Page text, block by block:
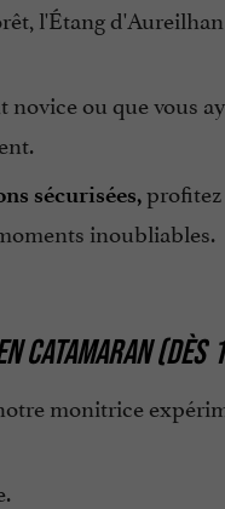
l'Étang
novice ou que vous
sécurisées,profitez
inoubliables.
CATAMARAN (DÈS
monitrice